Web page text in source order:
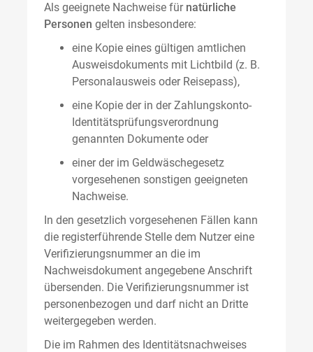
Als geeignete Nachweise für natürliche
Personen gelten insbesondere:
eine Kopie eines gültigen amtlichen
Ausweisdokuments mit Lichtbild (z. B.
Personalausweis oder Reisepass),
eine Kopie der in der Zahlungskonto-
Identitätsprüfungsverordnung
genannten Dokumente oder
einer der im Geldwäschegesetz
vorgesehenen sonstigen geeigneten
Nachweise.
In den gesetzlich vorgesehenen Fällen kann
die registerführende Stelle dem Nutzer eine
Verifizierungsnummer an die im
Nachweisdokument angegebene Anschrift
übersenden. Die Verifizierungsnummer ist
personenbezogen und darf nicht an Dritte
weitergegeben werden.
Die im Rahmen des Identitätsnachweises